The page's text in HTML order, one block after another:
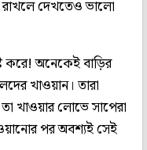
রাখলে দেখতেও ভালো
করে! অনেকেই বাড়ির
খাওয়ান। তারা
খাওয়ার লোভে সাপেরা
পর অবশ্যই সেই